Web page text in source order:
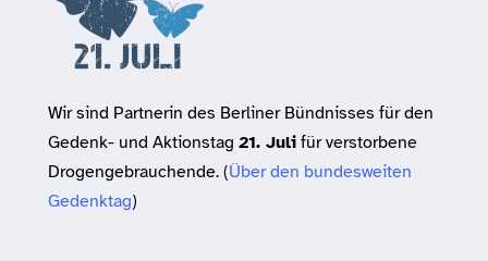
Wir sind Partnerin des Berliner Bündnisses für den
Gedenk- und Aktionstag 21. Julifür verstorbene
Drogengebrauchende. (Über den bundesweiten
Gedenktag)